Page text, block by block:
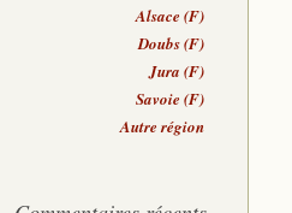
Alsace (F)
Doubs (F)
Jura (F)
Savoie (F)
Autre région